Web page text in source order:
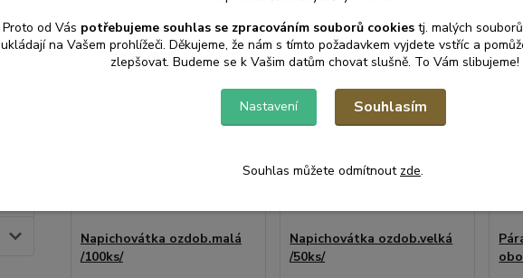
Napichovátka ozdob.malá
/100ks/
Napichovátka ozdob.velká
/50ks/
Proto od Vás potřebujeme souhlas se zpracováním souborů cookies tj. malých
ukládají na Vašem prohlížeči. Děkujeme, že nám s tímto požadavkem vyjdete vstříc a
zlepšovat. Budeme se k Vašim datům chovat slušně. To Vám slibujeme!
Nastavení Souhlasím
Souhlas můžete odmítnout zde.